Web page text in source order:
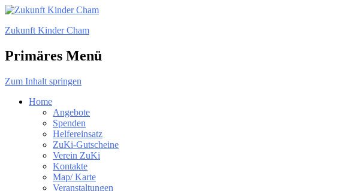
Zukunft Kinder Cham
Primäres Menü
Zum Inhalt springen
Home
Angebote
Spenden
Helfereinsatz
ZuKi-Gutscheine
Verein ZuKi
Kontakte
Map/ Karte
Veranstaltungen